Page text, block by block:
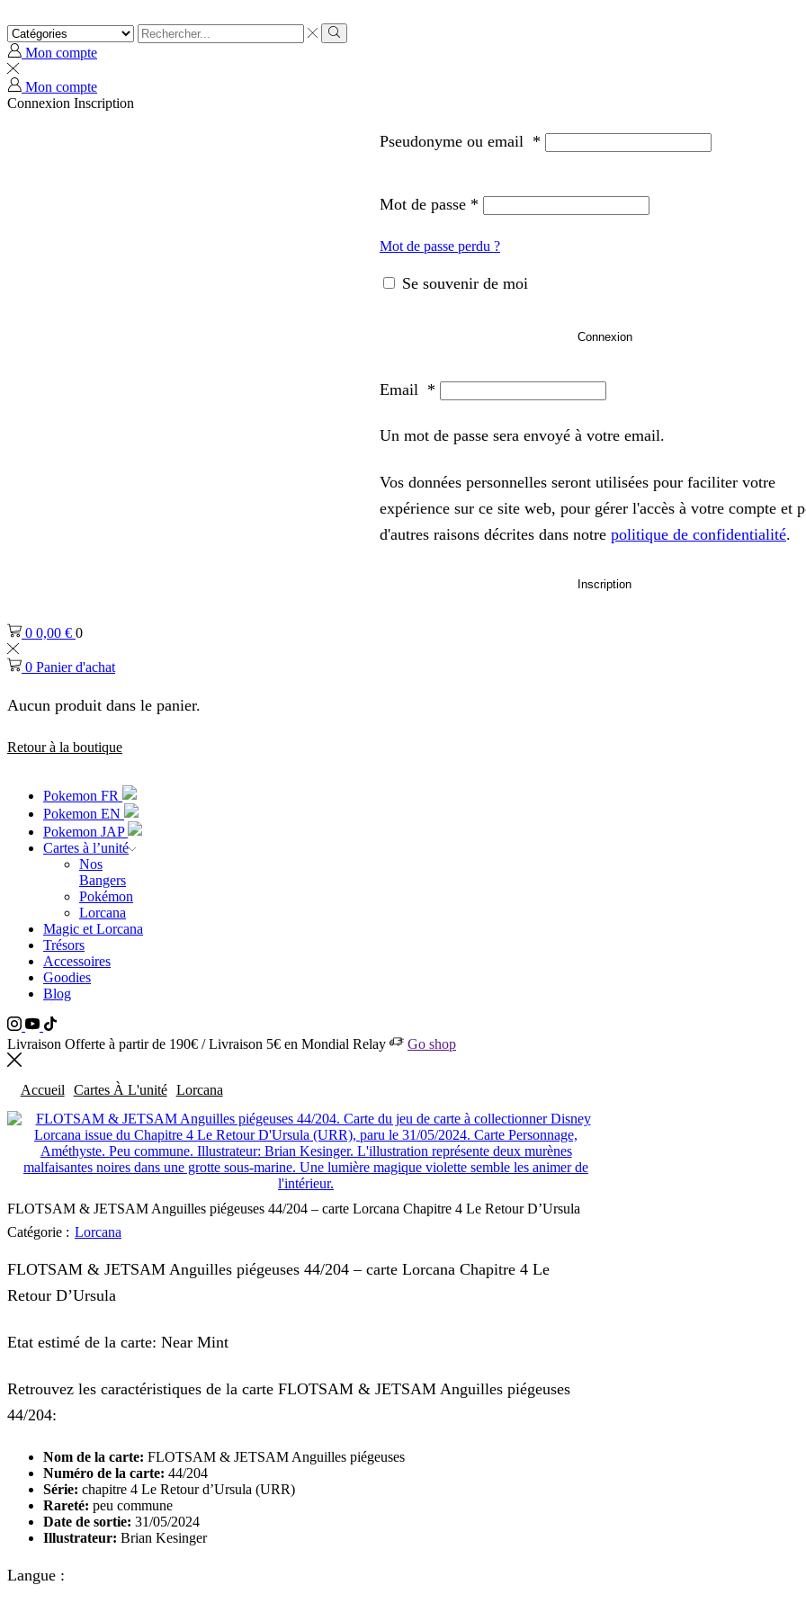
Mon compte
Mon compte
Connexion Inscription
Pseudonyme ou email *
Mot de passe *
Mot de passe perdu ?
Se souvenir de moi
Connexion
Email *
Un mot de passe sera envoyé à votre email.
Vos données personnelles seront utilisées pour faciliter votre
expérience sur ce site web, pour gérer l'accès à votre compte et
d'autres raisons décrites dans notre politique de confidentialité.
Inscription
0 0,00 € 0
0 Panier d'achat
Aucun produit dans le panier.
Retour à la boutique
Pokemon FR
Pokemon EN
Pokemon JAP
Cartes à l’unité
Nos
Bangers
Pokémon
Lorcana
Magic et Lorcana
Trésors
Accessoires
Goodies
Blog
Livraison Offerte à partir de 190€ / Livraison 5€ en Mondial Relay Go shop
Accueil Cartes À L'unité Lorcana
FLOTSAM & JETSAM Anguilles piégeuses 44/204 – carte Lorcana Chapitre 4 Le Retour D’Ursula
Catégorie : Lorcana
FLOTSAM & JETSAM Anguilles piégeuses 44/204 – carte Lorcana Chapitre 4 Le
Retour D’Ursula
Etat estimé de la carte: Near Mint
Retrouvez les caractéristiques de la carte FLOTSAM & JETSAM Anguilles piégeuses
44/204:
Nom de la carte: FLOTSAM & JETSAM Anguilles piégeuses
Numéro de la carte: 44/204
Série: chapitre 4 Le Retour d’Ursula (URR)
Rareté: peu commune
Date de sortie: 31/05/2024
Illustrateur: Brian Kesinger
Langue :